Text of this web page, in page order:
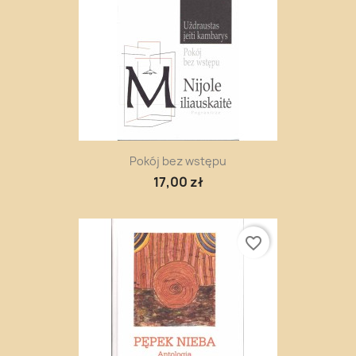
Pokój bez wstępu
17,00 zł
favorite_border